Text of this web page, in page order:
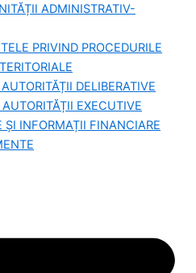
ADMINISTRATIV-
PRIVIND PROCEDURILE
DELIBERATIVE
EXECUTIVE
ȘI INFORMAȚII FINANCIARE